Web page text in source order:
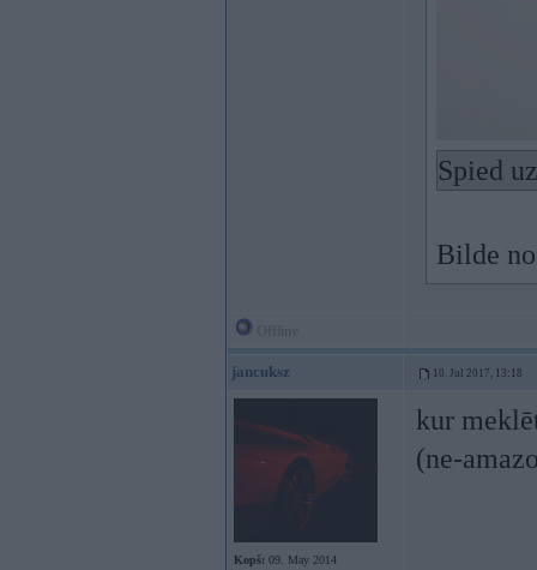
Spied
Bilde
jancuksz 10. Jul 2017, 13:18
Kopš: 09. May 2014
kur
(ne-